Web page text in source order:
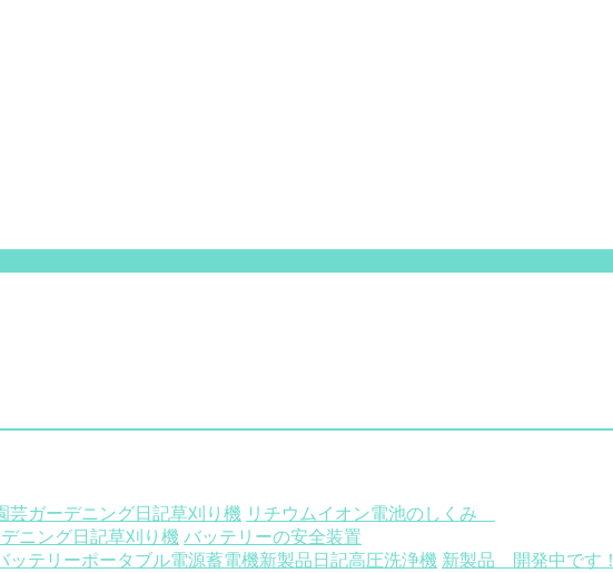
芸ガーデニング日記草刈り機 リチウムイオン電池のしくみ
ニング日記草刈り機 バッテリーの安全装置
ッテリーポータブル電源蓄電機新製品 日記高圧洗浄機 新製品 開発中です！